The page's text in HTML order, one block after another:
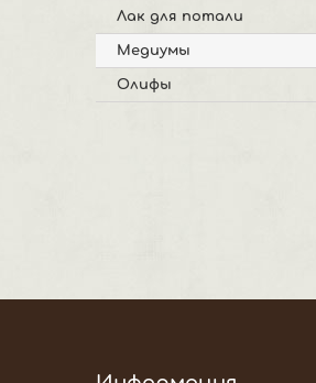
Лак для потали
Медиумы
Олифы